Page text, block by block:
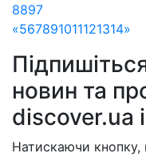
8897
«567891011121314»
новин та
discover.ua
Натискаючи кнопку,